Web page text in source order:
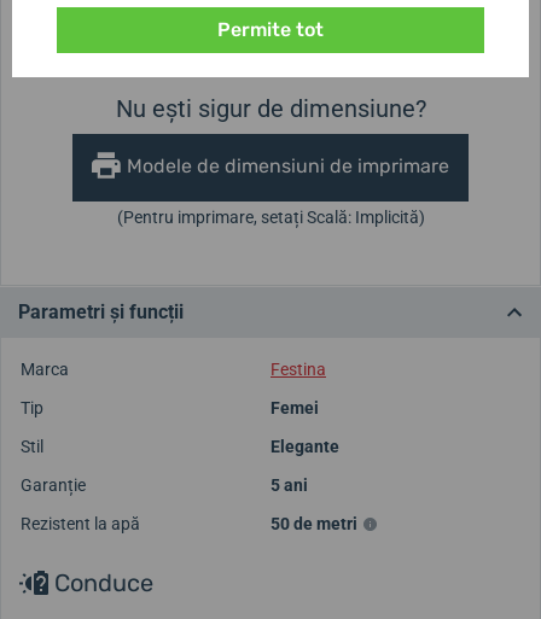
Înălțimea carcasei Diametrul carcasei
32,5 mm
Nu ești sigur de dimensiune?
Modele de dimensiuni de imprimare
(Pentru imprimare, setați Scală: Implicită)
Parametri și funcții
Marca
Festina
Tip
Femei
Stil
Elegante
Garanție
5 ani
Rezistent la apă
50 de metri
Conduce
Permite tot